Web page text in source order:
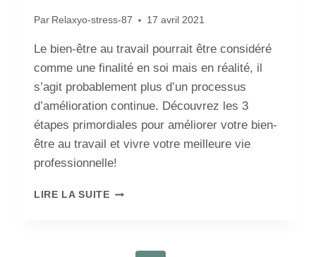
Par Relaxyo-stress-87 17 avril 2021
Le bien-être au travail pourrait être considéré
comme une finalité en soi mais en réalité, il
s’agit probablement plus d’un processus
d’amélioration continue. Découvrez les 3
étapes primordiales pour améliorer votre bien-
être au travail et vivre votre meilleure vie
professionnelle!
LIRE LA SUITE